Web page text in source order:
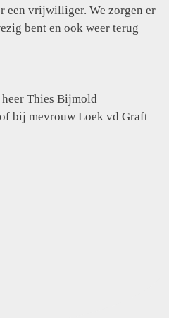
een vrijwilliger. We zorgen er
bent en ook weer terug
Thies Bijmold
bij mevrouw Loek vd Graft